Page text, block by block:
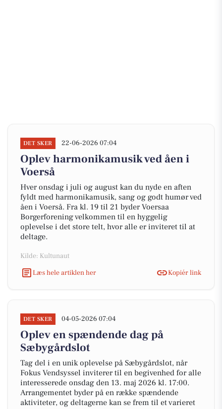
DET SKER 22-06-2026 07:04
Oplev harmonikamusik ved åen i
Voerså
Hver onsdag i juli og august kan du nyde en aften
fyldt med harmonikamusik, sang og godt humør ved
åen i Voerså. Fra kl. 19 til 21 byder Voersaa
Borgerforening velkommen til en hyggelig
oplevelse i det store telt, hvor alle er inviteret til at
deltage.
Kilde: Kultunaut
Læs hele artiklen her
Kopiér link
DET SKER 04-05-2026 07:04
Oplev en spændende dag på
Sæbygårdslot
Tag del i en unik oplevelse på Sæbygårdslot, når
Fokus Vendsyssel inviterer til en begivenhed for alle
interesserede onsdag den 13. maj 2026 kl. 17:00.
Arrangementet byder på en række spændende
aktiviteter, og deltagerne kan se frem til et varieret